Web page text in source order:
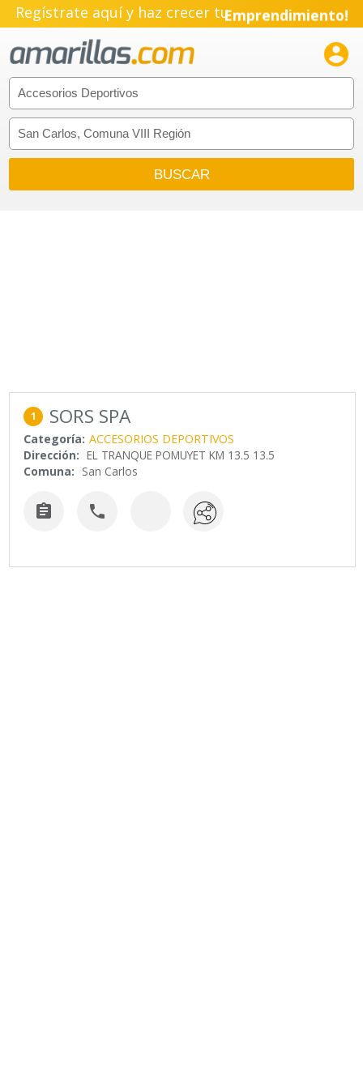
Regístrate aquí y haz crecer tuEmprendimiento!

1 SORS SPA
Categoría: ACCESORIOS DEPORTIVOS
Dirección: EL TRANQUE POMUYET KM 13.5 13.5
Comuna: San Carlos
 